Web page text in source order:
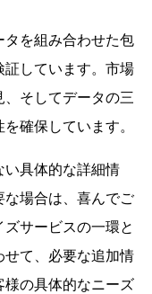
を組み合わせた包
しています。市場
そしてデータの三
確保しています。
具体的な詳細情
場合は、喜んでご
サービスの一環と
せて、必要な追加情
の具体的なニーズ